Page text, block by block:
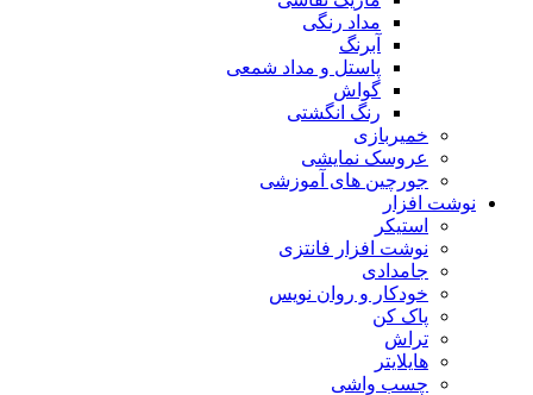
مداد رنگی
آبرنگ
پاستل و مداد شمعی
گواش
رنگ انگشتی
خمیربازی
عروسک نمایشی
جورچین های آموزشی
نوشت افزار
استیکر
نوشت افزار فانتزی
جامدادی
خودکار و روان نویس
پاک کن
تراش
هایلایتر
چسب واشی